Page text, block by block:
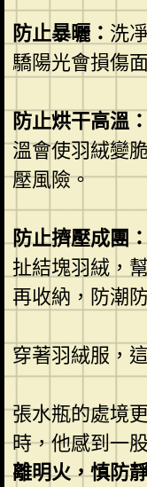
防止暴曬： 洗
驕陽光會損傷
防止烘干高溫：
溫會使羽絨變
壓風險。
防止擠壓成團
扯結塊羽絨，
再收納，防潮
穿著羽絨服，
張水瓶的處境
時，他感到一
離明火，慎防